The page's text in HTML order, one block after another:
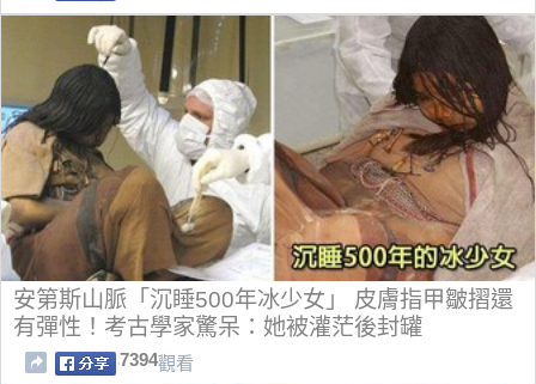
安第斯山脈「沉睡500年冰少女」 皮膚指甲皺摺還
有彈性！考古學家驚呆：她被灌茫後封罐
7394觀看